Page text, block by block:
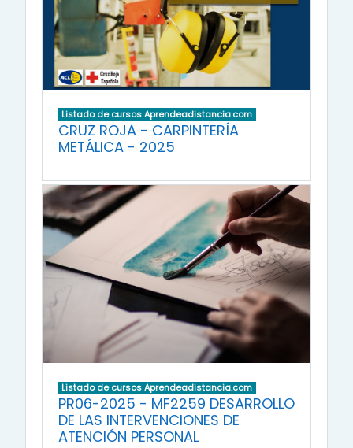
Listado de cursos Aprendeadistancia.com
CRUZ ROJA - CARPINTERÍA
METÁLICA - 2025
Listado de cursos Aprendeadistancia.com
PR06-2025 - MF2259 DESARROLLO
DE LAS INTERVENCIONES DE
ATENCIÓN PERSONAL